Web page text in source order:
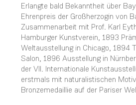
Erlangte bald Bekanntheit über
Ehrenpreis der Großherzogin von
Zusammenarbeit mit Prof. Karl
Hamburger Kunstverein, 1893
Weltausstellung in Chicago, 1894
Salon, 1896 Ausstellung in
der VII. Internationale
erstmals mit naturalistischen
Bronzemedaillie auf der Pariser